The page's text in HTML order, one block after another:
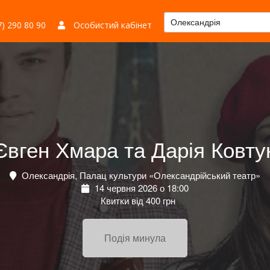
290 80 90 Особистий кабінет Олександрія
Хмара та Дарія
Олександрія, Палац культури «Олександрійський театр»
14 червня 2026 о 18:00
Квитки від 400 грн
Подія минула